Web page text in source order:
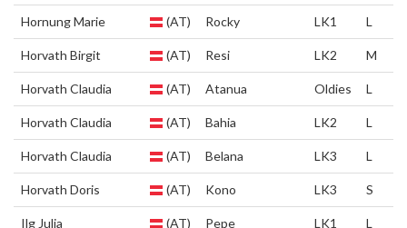
Hornung Marie (AT) Rocky LK1 L
Horvath Birgit (AT) Resi LK2 M
Horvath Claudia (AT) Atanua Oldies L
Horvath Claudia (AT) Bahia LK2 L
Horvath Claudia (AT) Belana LK3 L
Horvath Doris (AT) Kono LK3 S
Ilg Julia (AT) Pepe LK1 L